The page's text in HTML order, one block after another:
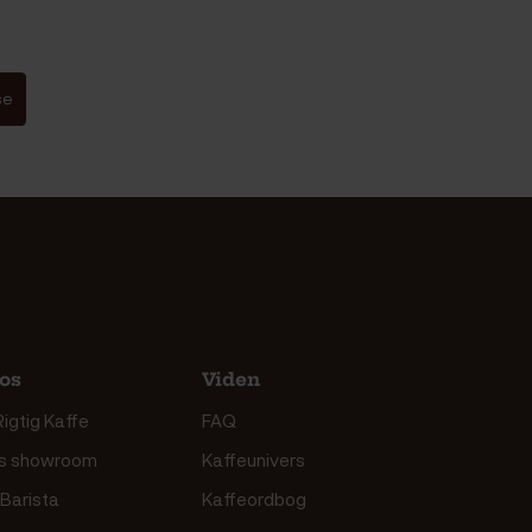
Kaffe
showroom
Viden
FAQ
Kaffeunivers
Kaffeordbog